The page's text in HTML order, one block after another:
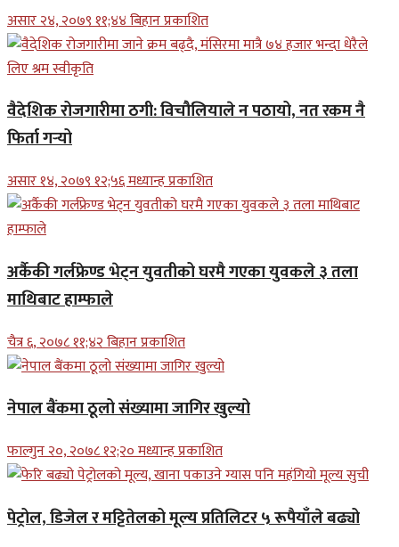
असार २४, २०७९ ११;४४ बिहान प्रकाशित
वैदेशिक रोजगारीमा ठगी: विचौलियाले न पठायो, नत रकम नै
फिर्ता गर्‍यो
असार १४, २०७९ १२;५६ मध्यान्ह प्रकाशित
अर्कैकी गर्लफ्रेण्ड भेट्न युवतीको घरमै गएका युवकले ३ तला
माथिबाट हाम्फाले
चैत्र ६, २०७८ ११;४२ बिहान प्रकाशित
नेपाल बैंकमा ठूलो संख्यामा जागिर खुल्यो
फाल्गुन २०, २०७८ १२;२० मध्यान्ह प्रकाशित
पेट्रोल, डिजेल र मट्टितेलको मूल्य प्रतिलिटर ५ रूपैयाँले बढ्यो